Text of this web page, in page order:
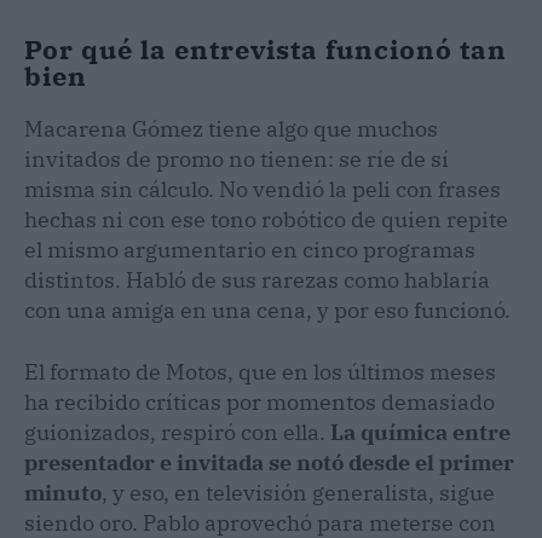
Por qué la entrevista funcionó tan
bien
Macarena Gómez tiene algo que muchos
invitados de promo no tienen: se ríe de sí
misma sin cálculo. No vendió la peli con frases
hechas ni con ese tono robótico de quien repite
el mismo argumentario en cinco programas
distintos. Habló de sus rarezas como hablaría
con una amiga en una cena, y por eso funcionó.
El formato de Motos, que en los últimos meses
ha recibido críticas por momentos demasiado
guionizados, respiró con ella. La química entre
presentador e invitada se notó desde el primer
minuto, y eso, en televisión generalista, sigue
siendo oro. Pablo aprovechó para meterse con